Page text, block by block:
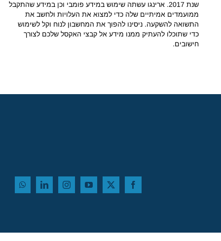
שנת 2017. ארינגו עשתה שימוש במידע פומבי וכן במידע שהתקבל
ממועמדים אמיתיים שלה כדי למצוא את העלויות ולחשב את
התשואה להשקעה. ניסינו להפוך את המחשבון לנוח וקל לשימוש
כדי שתוכלו להעתיק ממנו מידע אל קבצי האקסל שלכם לצורך
חישובים.